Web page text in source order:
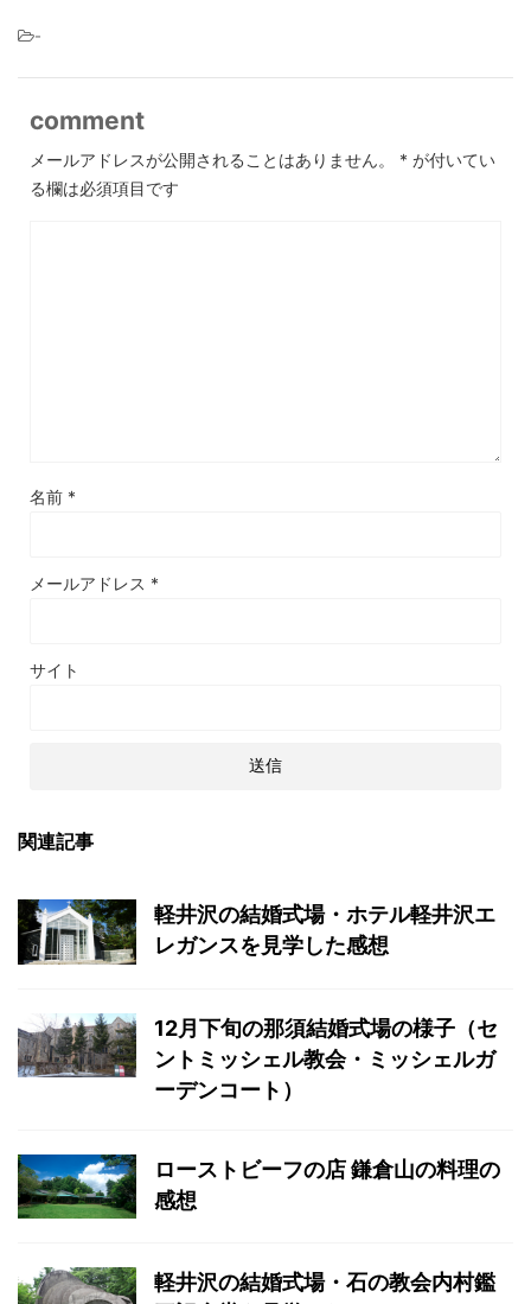
-
comment
メールアドレスが公開されることはありません。 * が付いてい
る欄は必須項目です
名前 *
メールアドレス *
サイト
関連記事
軽井沢の結婚式場・ホテル軽井沢エ
レガンスを見学した感想
12月下旬の那須結婚式場の様子（セ
ントミッシェル教会・ミッシェルガ
ーデンコート）
ローストビーフの店 鎌倉山の料理の
感想
軽井沢の結婚式場・石の教会内村鑑